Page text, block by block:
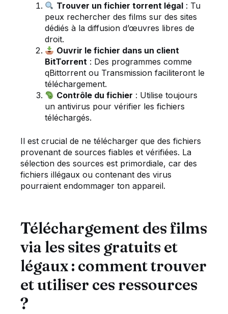
Trouver un fichier torrent légal : Tu
peux rechercher des films sur des sites
dédiés à la diffusion d’œuvres libres de
droit.
Ouvrir le fichier dans un client
BitTorrent : Des programmes comme
qBittorrent ou Transmission faciliteront le
téléchargement.
Contrôle du fichier : Utilise toujours
un antivirus pour vérifier les fichiers
téléchargés.
Il est crucial de ne télécharger que des fichiers
provenant de sources fiables et vérifiées. La
sélection des sources est primordiale, car des
fichiers illégaux ou contenant des virus
pourraient endommager ton appareil.
Téléchargement des films
via les sites gratuits et
légaux : comment trouver
et utiliser ces ressources
?